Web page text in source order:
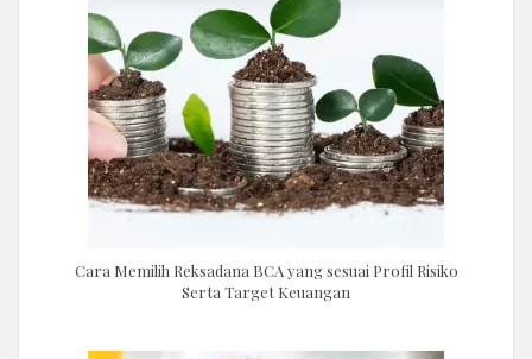
Cara Memilih Reksadana BCA yang sesuai Profil Risiko
Serta Target Keuangan